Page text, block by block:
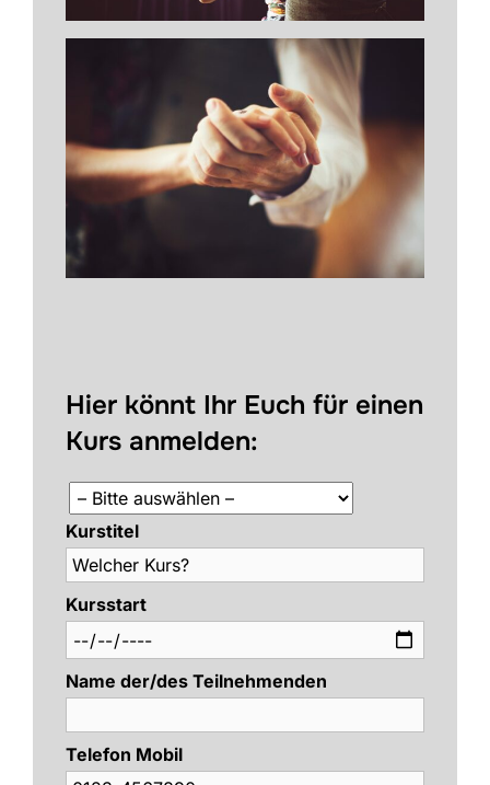
Hier könnt Ihr Euch für einen
Kurs anmelden:
Kurstitel
Kursstart
Name der/des Teilnehmenden
Telefon Mobil